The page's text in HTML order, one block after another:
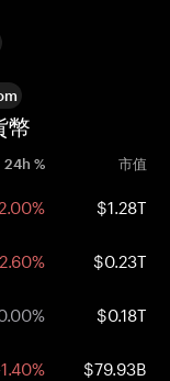
幣
24h % 市值
$1.28T
$0.23T
$0.18T
$79.93B